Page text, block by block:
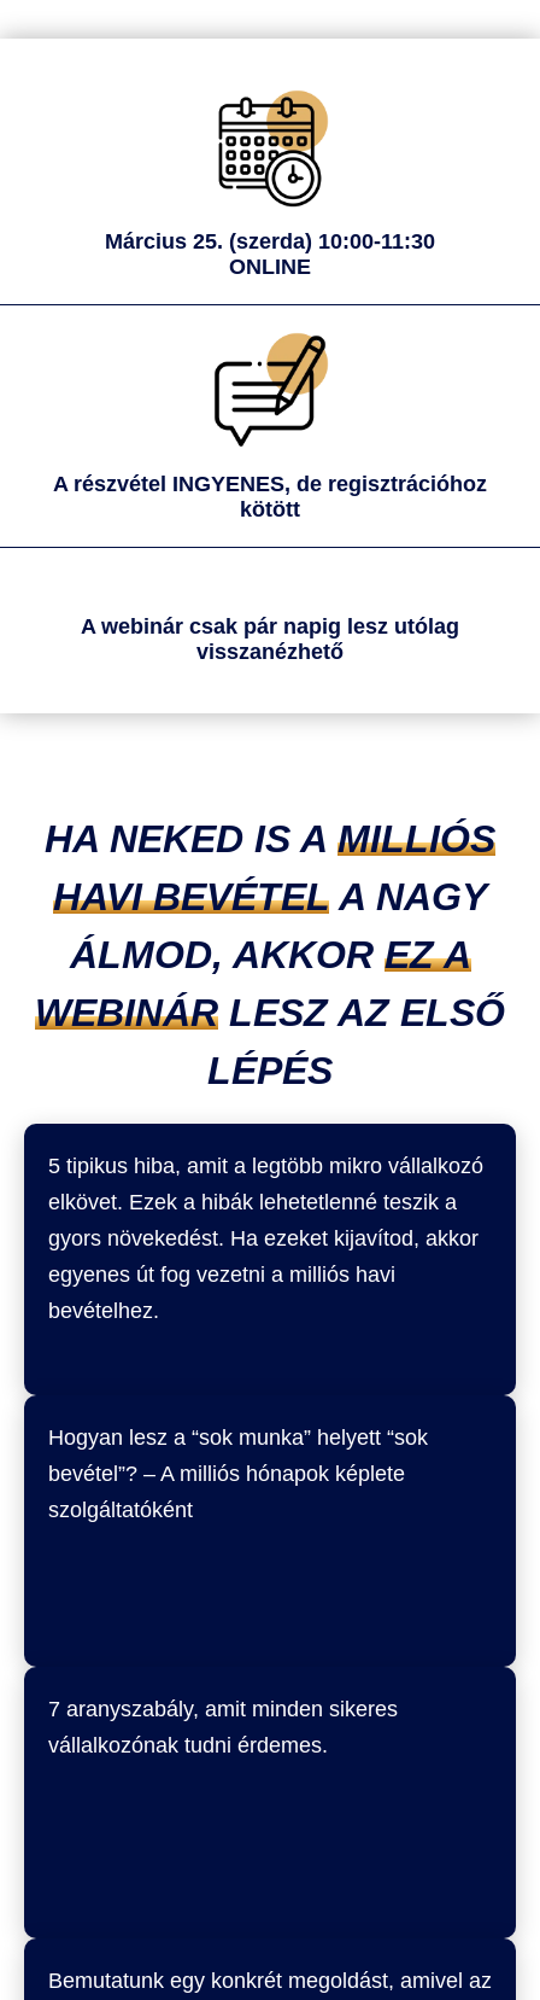
Március 25. (szerda) 10:00-11:30
ONLINE
A részvétel INGYENES, de regisztrációhoz
kötött
A webinár csak pár napig lesz utólag
visszanézhető
HA NEKED IS A MILLIÓS
HAVI BEVÉTEL A NAGY
ÁLMOD, AKKOR EZ A
WEBINÁR LESZ AZ ELSŐ
LÉPÉS
5 tipikus hiba, amit a legtöbb mikro vállalkozó
elkövet. Ezek a hibák lehetetlenné teszik a
gyors növekedést. Ha ezeket kijavítod, akkor
egyenes út fog vezetni a milliós havi
bevételhez.
Hogyan lesz a “sok munka” helyett “sok
bevétel”? – A milliós hónapok képlete
szolgáltatóként
7 aranyszabály, amit minden sikeres
vállalkozónak tudni érdemes.
Bemutatunk egy konkrét megoldást, amivel az